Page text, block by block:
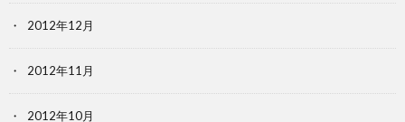
2012年12月
2012年11月
2012年10月